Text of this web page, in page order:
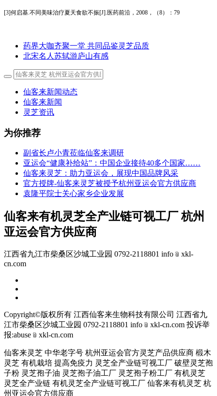
[3]何启基.不同美味治疗夏天食欲不振[J].医药前沿，2008，（8）：79
药界大咖齐聚一堂 共同品鉴灵芝品质
北宋名人苏轼游庐山有感
仙客来新闻动态
仙客来新闻
灵芝资讯
为你推荐
副省长卢小青莅临仙客来调研
亚运会“健康补给站”：中国企业接待40多个国家……
仙客来灵芝：助力亚运会，展现中国品牌风采
官方授牌-仙客来灵芝被授予杭州亚运会官方供应商
袁隆平院士关心家乡企业发展
仙客来有机灵芝全产业链可视工厂 杭州
亚运会官方供应商
江西省九江市柴桑区沙城工业园 0792-2118801 info﹫xkl-
cn.com
Copyright©版权所有 江西仙客来生物科技有限公司 江西省九
江市柴桑区沙城工业园 0792-2118801 info﹫xkl-cn.com 投诉举
报:abuse﹫xkl-cn.com
仙客来灵芝 中华老字号 杭州亚运会官方灵芝产品供应商 椴木
灵芝 有机栽培 提高免疫力 灵芝全产业链可视工厂 破壁灵芝孢
子粉 灵芝孢子油 灵芝孢子油工厂 灵芝孢子粉工厂 有机灵芝
灵芝全产业链 有机灵芝全产业链可视工厂 仙客来有机灵芝 杭
州亚运会官方供应商